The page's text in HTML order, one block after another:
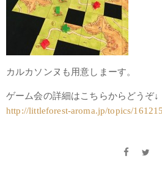
カルカソンヌも用意しまーす。
ゲーム会の詳細はこちらからどうぞ↓
http://littleforest-aroma.jp/topics/